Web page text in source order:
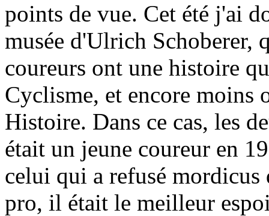
points de vue. Cet été j'ai
musée d'Ulrich Schoberer,
coureurs ont une histoire
Cyclisme, et encore moins
Histoire. Dans ce cas, les
était un jeune coureur en
celui qui a refusé mordicus
pro, il était le meilleur